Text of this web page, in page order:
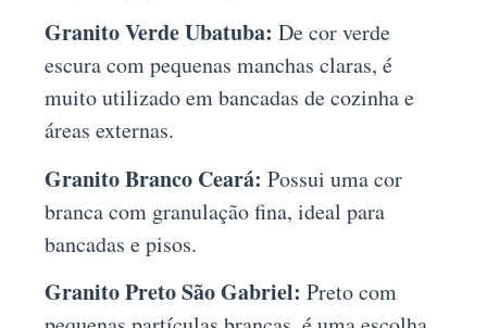
Granito Verde Ubatuba: De cor verde
escura com pequenas manchas claras, é
muito utilizado em bancadas de cozinha e
áreas externas.
Granito Branco Ceará: Possui uma cor
branca com granulação fina, ideal para
bancadas e pisos.
Granito Preto São Gabriel: Preto com